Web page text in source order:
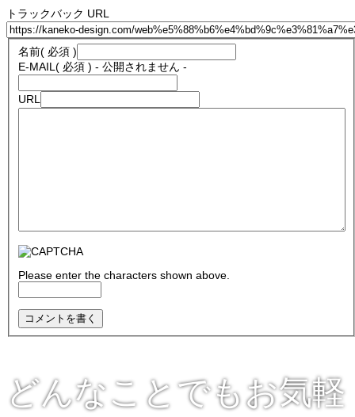
トラックバック URL
名前( 必須 )
E-MAIL( 必須 ) - 公開されません -
URL
Please enter the characters shown above.
どんなことでもお気軽